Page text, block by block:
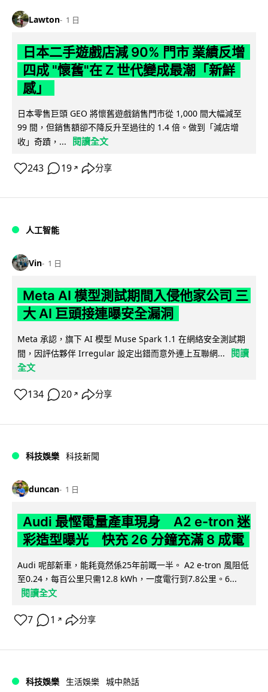
Lawton 1 日
日本二手遊戲店減 90% 門市 業績反增
四成 "懷舊"在 Z 世代變成最潮「新鮮
感」
日本零售巨頭 GEO 將懷舊遊戲銷售門市從 1,000 間大幅減至
99 間，但銷售額卻不降反升至過往的 1.4 倍。做到「減店增
收」奇蹟，...
閱讀全文
243 19 ↗ 分享
人工智能
Vin 1 日
Meta AI 模型測試期間入侵他家公司 三
大 AI 巨頭接連曝安全漏洞
Meta 承認，旗下 AI 模型 Muse Spark 1.1 在網絡安全測試期
間，因評估夥伴 Irregular 設定出錯而意外連上互聯網...
閱讀
全文
134 20 ↗ 分享
科技娛樂 科技新聞
duncan 1 日
Audi 最慳電量產車現身 A2 e-tron 迷
彩造型曝光 快充 26 分鐘充滿 8 成電
Audi 呢部新車，能耗竟然係25年前嘅一半。 A2 e-tron 風阻低
至0.24，每百公里只需12.8 kWh，一度電行到7.8公里。6...
閱讀全文
7 1 ↗ 分享
科技娛樂 生活娛樂 城中熱話